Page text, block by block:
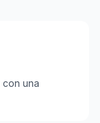
una